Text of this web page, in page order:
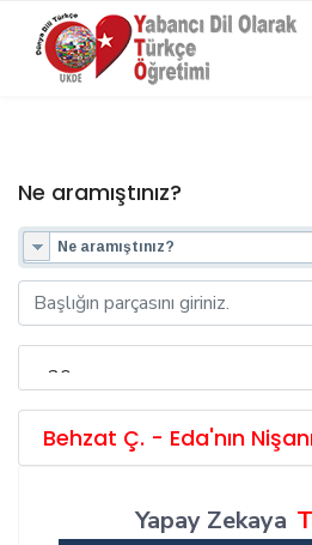
Ne aramıştınız?
Behzat Ç. - Eda'nın
Yapay Zekaya